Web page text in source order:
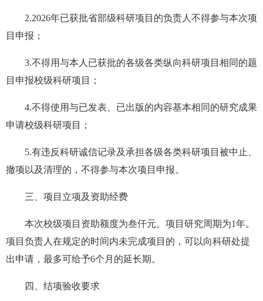
2.2026年已获批省部级科研项目的负责人不得参与本次项
目申报；
3.不得用与本人已获批的各级各类纵向科研项目相同的题
目申报校级科研项目；
4.不得使用与已发表、已出版的内容基本相同的研究成果
申请校级科研项目；
5.有违反科研诚信记录及承担各级各类科研项目被中止、
撤项以及清理的，不得参与本次项目申报。
三、项目立项及资助经费
本次校级项目资助额度为叁仟元。项目研究周期为1年。
项目负责人在规定的时间内未完成项目的，可以向科研处提
出申请，最多可给予6个月的延长期。
四、结项验收要求